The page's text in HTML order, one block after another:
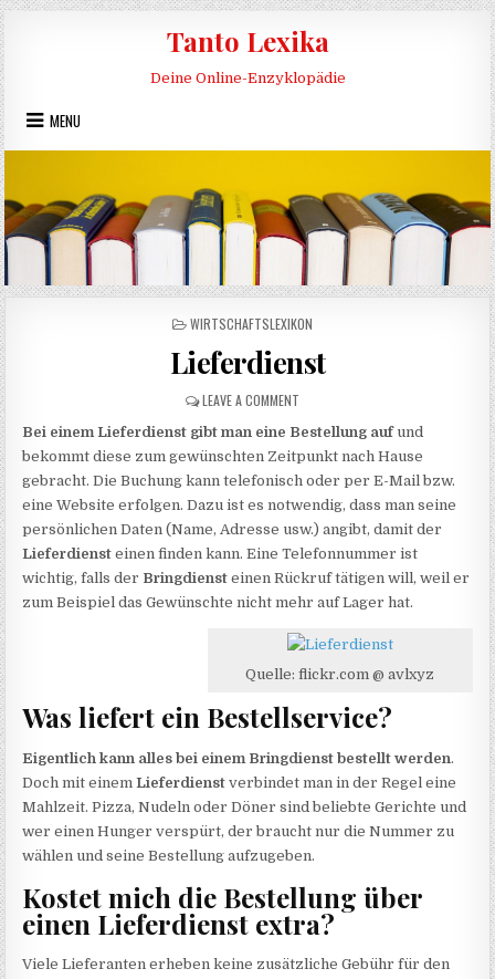
Skip to content
Tanto Lexika
Deine Online-Enzyklopädie
MENU
POSTED IN
WIRTSCHAFTSLEXIKON
Lieferdienst
LEAVE A COMMENTON LIEFERDIENST
Bei einem Lieferdienst gibt man eine Bestellung aufund
bekommt diese zum gewünschten Zeitpunkt nach Hause
gebracht. Die Buchung kann telefonisch oder per E-Mail bzw.
eine Website erfolgen. Dazu ist es notwendig, dass man seine
persönlichen Daten (Name, Adresse usw.) angibt, damit der
Lieferdienst einen finden kann. Eine Telefonnummer ist
wichtig, falls der Bringdienst einen Rückruf tätigen will, weil er
zum Beispiel das Gewünschte nicht mehr auf Lager hat.
Quelle: flickr.com @ avlxyz
Was liefert ein Bestellservice?
Eigentlich kann alles bei einem Bringdienst bestellt werden.
Doch mit einemLieferdienst verbindet man in der Regel eine
Mahlzeit. Pizza, Nudeln oder Döner sind beliebte Gerichte und
wer einen Hunger verspürt, der braucht nur die Nummer zu
wählen und seine Bestellung aufzugeben.
Kostet mich die Bestellung über
einen Lieferdienst extra?
Viele Lieferanten erheben keine zusätzliche Gebühr für den